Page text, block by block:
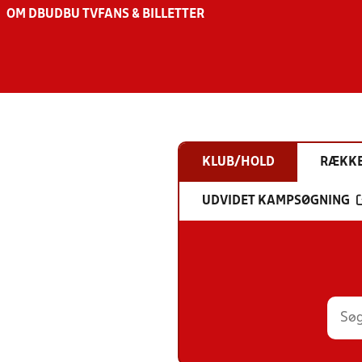
OM DBU DBU TV FANS & BILLETTER
KLUB/HOLD
UDVIDET KAMPSØGNING